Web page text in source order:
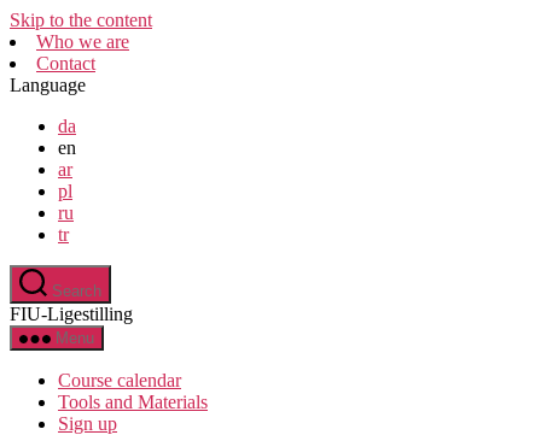
Skip to the content
Who we are
Contact
Language
da
en
ar
pl
ru
tr
Search
FIU-Ligestilling
Menu
Course calendar
Tools and Materials
Sign up